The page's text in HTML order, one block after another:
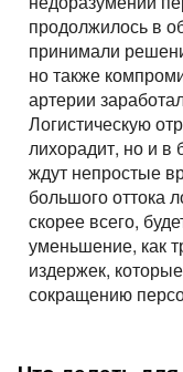
продолжилось в
принимали
но также
артерии
Логистическую
лихорадит, но и в
ждут непростые
большого оттока
скорее всего,
уменьшение, как
издержек,
сокращению